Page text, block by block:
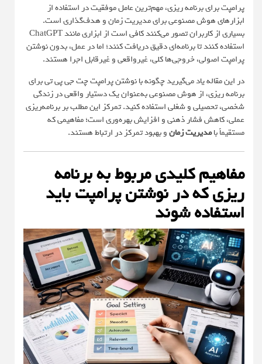
پرامپت برای برنامه ریزی، مهم‌ترین عامل موفقیت در استفاده از
ابزارهای هوش مصنوعی برای مدیریت زمان و هدف‌گذاری است.
بسیاری از کاربران تصور می‌کنند کافی است از ابزاری مانند ChatGPT
استفاده کنند تا برنامه‌ای دقیق دریافت کنند؛ اما در عمل، بدون نوشتن
پرامپت اصولی، خروجی‌ها کلی، غیرواقعی و غیرقابل اجرا هستند.
در این مقاله یاد می‌گیرید چگونه با نوشتن پرامپت چت جی پی تی برای
برنامه ریزی، از هوش مصنوعی به‌عنوان یک دستیار واقعی در زندگی
شخصی، تحصیلی و شغلی استفاده کنید. تمرکز این مطلب بر برنامه‌ریزی
عملی، کاهش فشار ذهنی و افزایش بهره‌وری است؛ مفاهیمی که
مستقیماً بامدیریت زمانو بهبود تمرکز در ارتباط هستند.
مفاهیم کلیدی مربوط به برنامه
ریزی که در نوشتن پرامپت باید
استفاده شوند